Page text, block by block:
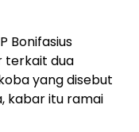
Bonifasius
terkait dua
yang disebut
kabar itu ramai